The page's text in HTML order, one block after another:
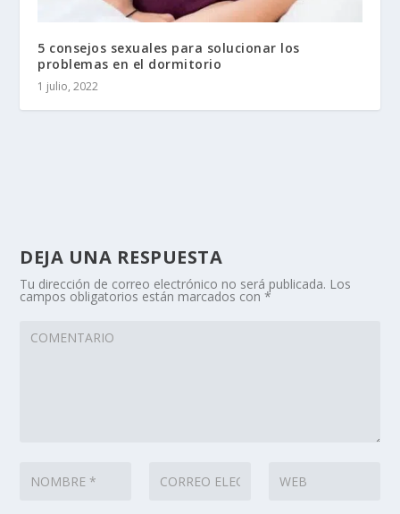
5 consejos sexuales para solucionar los
problemas en el dormitorio
1 julio, 2022
DEJA UNA RESPUESTA
Tu dirección de correo electrónico no será publicada. Los
campos obligatorios están marcados con*